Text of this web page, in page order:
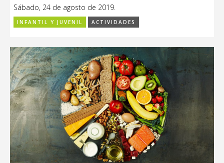
Sábado, 24 de agosto de 2019.
INFANTIL Y JUVENIL ACTIVIDADES